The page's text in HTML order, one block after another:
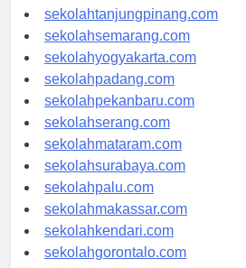
sekolahpangkalpinang.com
sekolahtanjungpinang.com
sekolahsemarang.com
sekolahyogyakarta.com
sekolahpadang.com
sekolahpekanbaru.com
sekolahserang.com
sekolahmataram.com
sekolahsurabaya.com
sekolahpalu.com
sekolahmakassar.com
sekolahkendari.com